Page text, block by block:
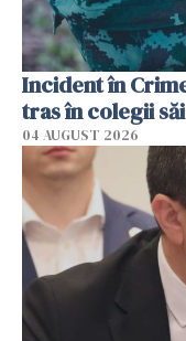
Incident în
tras în colegii
04 AUGUST 2026